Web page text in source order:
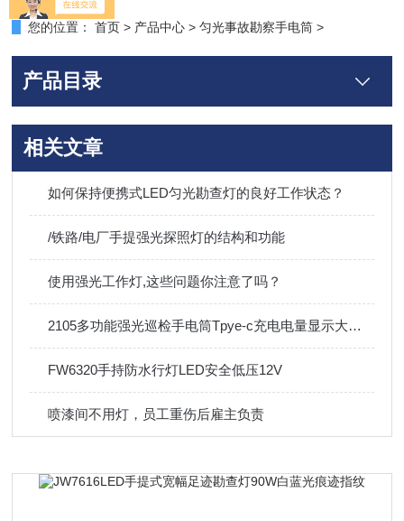
您的位置： 首页 > 产品中心 >匀光事故勘察手电筒 >
产品目录
相关文章
如何保持便携式LED匀光勘查灯的良好工作状态？
/铁路/电厂手提强光探照灯的结构和功能
使用强光工作灯,这些问题你注意了吗？
2105多功能强光巡检手电筒Tpye-c充电电量显示大功率5W
FW6320手持防水行灯LED安全低压12V
喷漆间不用灯，员工重伤后雇主负责